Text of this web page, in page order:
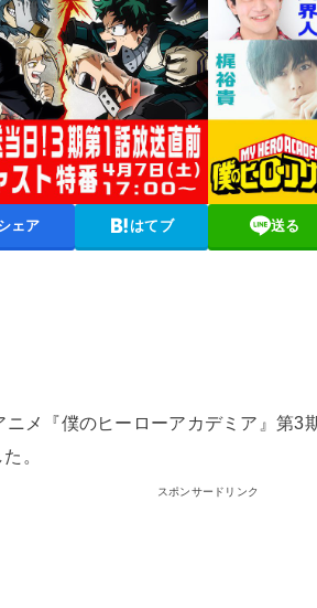
ェア はてブ 送る
メ『僕のヒーローアカデミア』第3
。
スポンサードリンク